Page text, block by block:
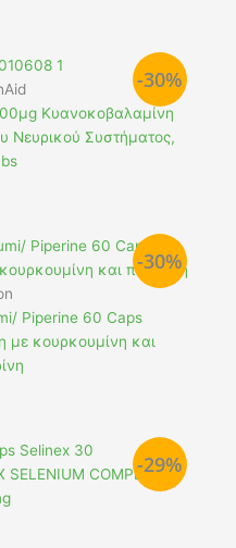
-30%
Κυανοκοβαλαμίνη
Νευρικού Συστήματος,
-30%
Piperine 60 Caps
με κουρκουμίνη και
-29%
SELENIUM COMPLEX